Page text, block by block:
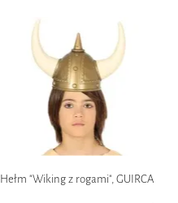
Hełm "Wiking z rogami", GUIRCA